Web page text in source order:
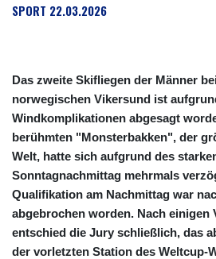
SPORT 22.03.2026
Das zweite Skifliegen der Männer
norwegischen Vikersund ist
Windkomplikationen abgesagt
berühmten "Monsterbakken", der
Welt, hatte sich aufgrund des
Sonntagnachmittag mehrmals
Qualifikation am Nachmittag war
abgebrochen worden. Nach einigen
entschied die Jury schließlich, das
der vorletzten Station des Weltcup-